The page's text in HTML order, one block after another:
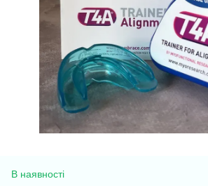
В наявності